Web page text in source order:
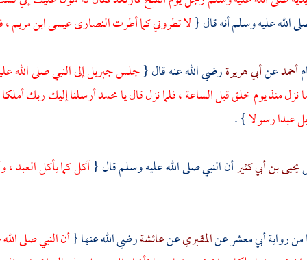
الله عليه وسلم أنه قال {لا تطروني كما أطرتالنصارىعيسى ابن مريم،
أحمدعنأبي هريرةرضي الله عنه قال {جلسجبريلإلى النبي صلى الله
نزل منذ يوم خلق قبل الساعة ، فلما نزل قال يامحمدأرسلنا إليك ربك
عبدا رسولا} .
يحيى بن أبي كثيرأن النبي صلى الله عليه وسلم قال {آكل كما يأكل العبد ،
روايةأبي معشرعنالمقبريعنعائشةرضي الله عنها {أن النبي صلى